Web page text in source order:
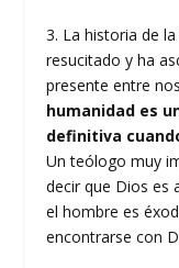
3. La historia de
resucitado y ha
presente entre
humanidad es
definitiva
Un teólogo muy
decir que Dios es
el hombre es
encontrarse con